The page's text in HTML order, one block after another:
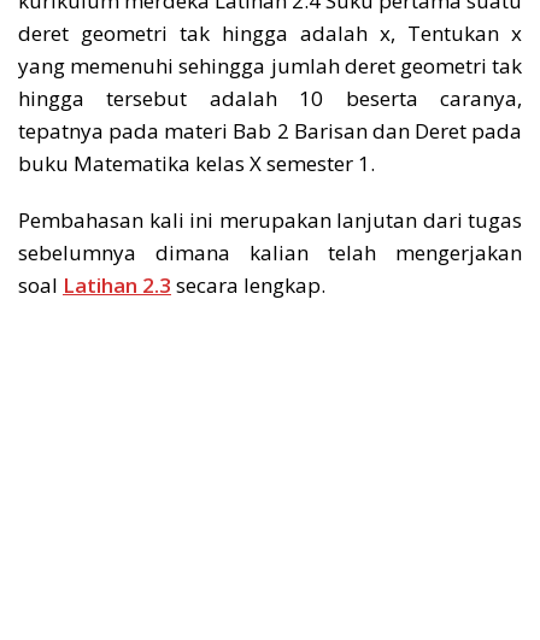
deret geometri tak hingga adalah x, Tentukan x
yang memenuhi sehingga jumlah deret geometri tak
hingga tersebut adalah 10 beserta caranya,
tepatnya pada materi Bab 2 Barisan dan Deret pada
buku Matematika kelas X semester 1.
Pembahasan kali ini merupakan lanjutan dari tugas
sebelumnya dimana kalian telah mengerjakan
soal Latihan 2.3 secara lengkap.